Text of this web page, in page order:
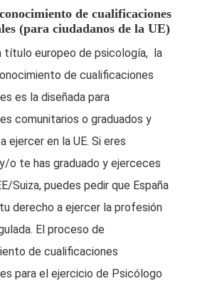
de cualificaciones
(para ciudadanos de la UE)
título europeo de psicología, la
de cualificaciones
es la diseñada para
comunitarios o graduados y
ejercer en la UE. Si eres
o te has graduado y ejerceces
Suiza, puedes pedir que España
derecho a ejercer la profesión
El proceso de
de cualificaciones
para el ejercicio de Psicólogo